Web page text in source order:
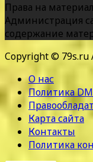
Права на
Администрация
содержание
Copyright © 79s.ru
О нас
Политика
Карта сайта
Контакты
Политика